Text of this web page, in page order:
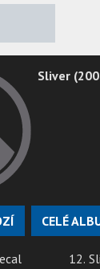
Sliver
CELÉ
12.